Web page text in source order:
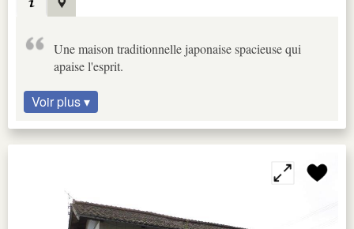
Une maison traditionnelle japonaise spacieuse qui
apaise l'esprit.
Voir plus ▾